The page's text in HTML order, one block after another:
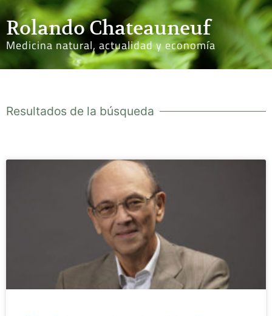
Rolando Chateauneuf
Medicina natural, actualidad y economía
Resultados de la búsqueda